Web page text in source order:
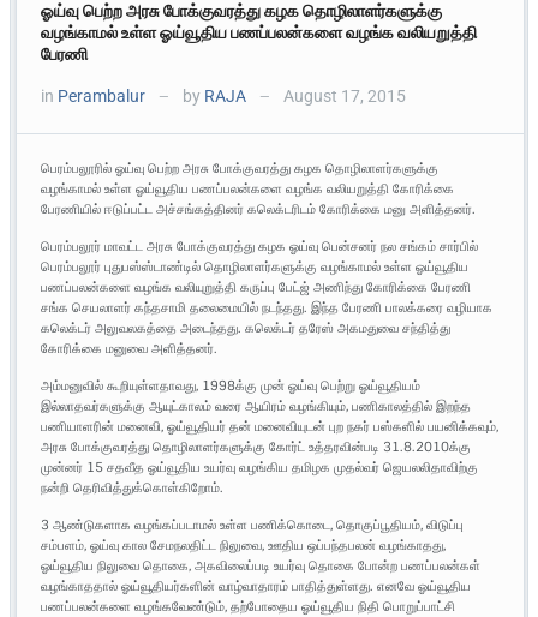
ஓய்வு பெற்ற அரசு போக்குவரத்து கழக தொழிலாளர்களுக்கு
வழங்காமல் உள்ள ஓய்வூதிய பணப்பலன்களை வழங்க வலியறுத்தி
பேரணி
in Perambalur — by RAJA — August 17, 2015
பெரம்பலூரில் ஓய்வு பெற்ற அரசு போக்குவரத்து கழக தொழிலாளர்களுக்கு
வழங்காமல் உள்ள ஓய்வூதிய பணப்பலன்களை வழங்க வலியறுத்தி கோரிக்கை
பேரணியில் ஈடுப்பட்ட அச்சங்கத்தினர் கலெக்டரிடம் கோரிக்கை மனு அளித்தனர்.
பெரம்பலூர் மாவட்ட அரசு போக்குவரத்து கழக ஓய்வு பென்சனர் நல சங்கம் சார்பில்
பெரம்பலூர் புதுபஸ்ஸ்டாண்டில் தொழிலாளர்களுக்கு வழங்காமல் உள்ள ஓய்வூதிய
பணப்பலன்களை வழங்க வலியுறுத்தி கருப்பு பேட்ஜ் அணிந்து கோரிக்கை பேரணி
சங்க செயலாளர் கந்தசாமி தலைமையில் நடந்தது. இந்த பேரணி பாலக்கரை வழியாக
கலெக்டர் அலுவலகத்தை அடைந்தது. கலெக்டர் தரேஸ் அகமதுவை சந்தித்து
கோரிக்கை மனுவை அளித்தனர்.
அம்மனுவில் கூறியுள்ளதாவது, 1998க்கு முன் ஓய்வு பெற்று ஓய்வூதியம்
இல்லாதவர்களுக்கு ஆயுட்காலம் வரை ஆயிரம் வழங்கியும், பணிகாலத்தில் இறந்த
பணியாளரின் மனைவி, ஓய்வூதியர் தன் மனைவியுடன் புற நகர் பஸ்களில் பயனிக்கவும்,
அரசு போக்குவரத்து தொழிலாளர்களுக்கு கோர்ட் உத்தரவின்படி 31.8.2010க்கு
முன்னர் 15 சதவீத ஓய்வூதிய உயர்வு வழங்கிய தமிழக முதல்வர் ஜெயலலிதாவிற்கு
நன்றி தெரிவித்துக்கொள்கிறோம்.
3 ஆண்டுகளாக வழங்கப்படாமல் உள்ள பணிக்கொடை, தொகுப்பூதியம், விடுப்பு
சம்பளம், ஓய்வு கால சேமநலதிட்ட நிலுவை, ஊதிய ஒப்பந்தபலன் வழங்காதது,
ஓய்வூதிய நிலுவை தொகை, அகவிலைப்படி உயர்வு தொகை போன்ற பணப்பலன்கள்
வழங்காததால் ஓய்வூதியர்களின் வாழ்வாதாரம் பாதித்துள்ளது. எனவே ஓய்வூதிய
பணப்பலன்களை வழங்கவேண்டும், தற்போதைய ஓய்வூதிய நிதி பொறுப்பாட்சி